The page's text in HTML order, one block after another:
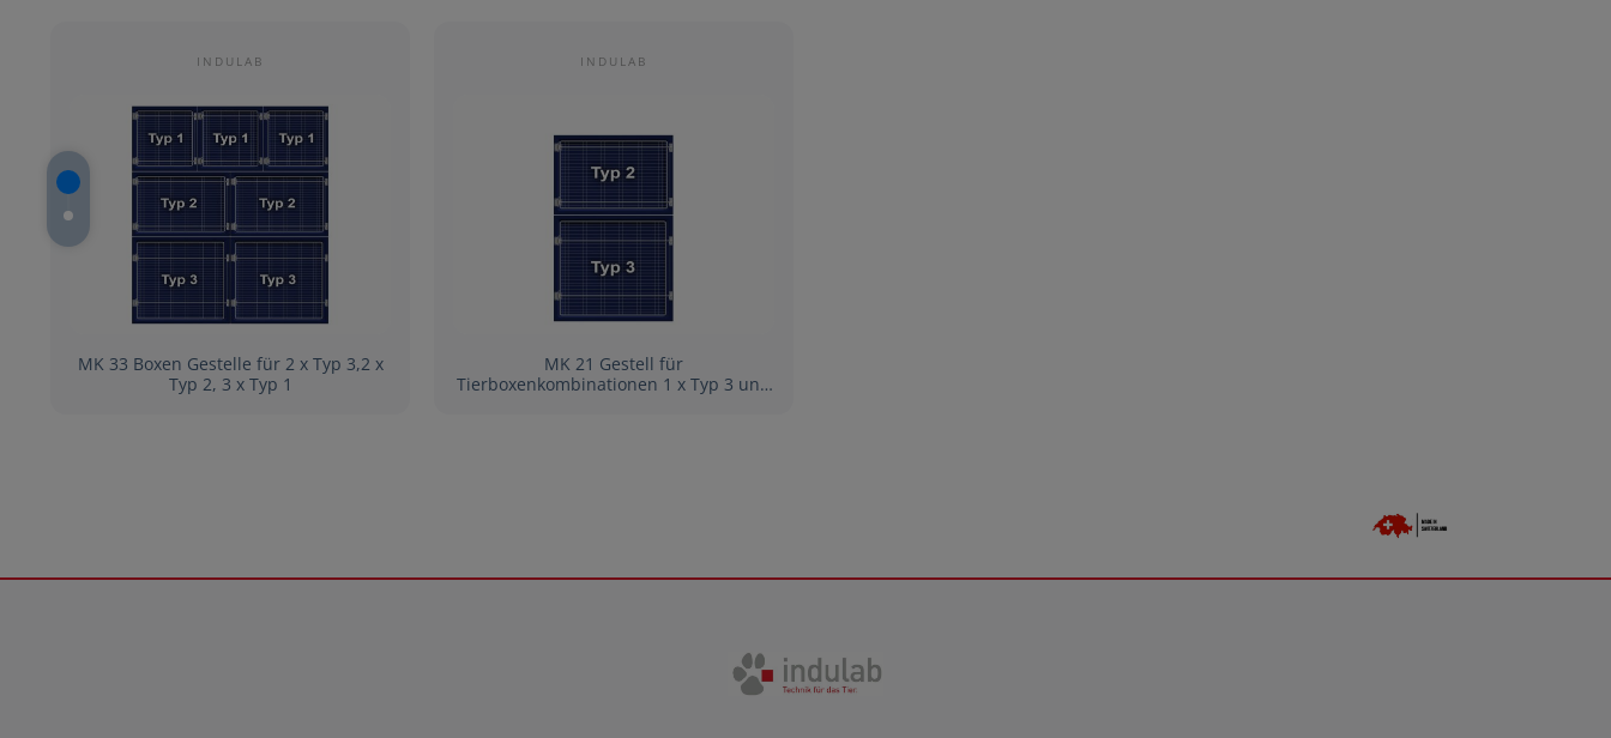
INDULAB
MK 33 Boxen Gestelle für 2 x Typ 3,2 x
Typ 2, 3 x Typ 1
INDULAB
MK 21 Gestell für
Tierboxenkombinationen 1 x Typ 3 und